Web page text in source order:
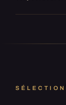
SÉLECTION